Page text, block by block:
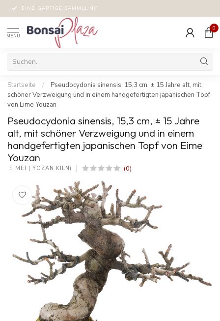
EINZIGARTIGE SAMMLUNG
MENU
0
Startseite /
Pseudocydonia sinensis, 15,3 cm, ± 15 Jahre alt, mit
schöner Verzweigung und in einem handgefertigten japanischen Topf
von Eime Youzan
Pseudocydonia sinensis, 15,3 cm, ± 15 Jahre
alt, mit schöner Verzweigung und in einem
handgefertigten japanischen Topf von Eime
Youzan
EIMEI ( YOZAN KILN) (0)